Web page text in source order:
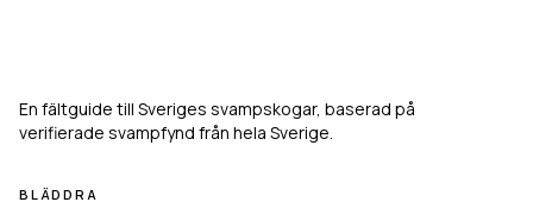
En fältguide till Sveriges svampskogar, baserad på
verifierade svampfynd från hela Sverige.
BLÄDDRA